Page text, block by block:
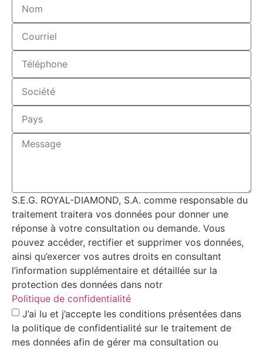
S.E.G. ROYAL-DIAMOND, S.A. comme responsable du
traitement traitera vos données pour donner une
réponse à votre consultation ou demande. Vous
pouvez accéder, rectifier et supprimer vos données,
ainsi qu’exercer vos autres droits en consultant
l’information supplémentaire et détaillée sur la
protection des données dans notr
Politique de confidentialité
J’ai lu et j’accepte les conditions présentées dans
la politique de confidentialité sur le traitement de
mes données afin de gérer ma consultation ou